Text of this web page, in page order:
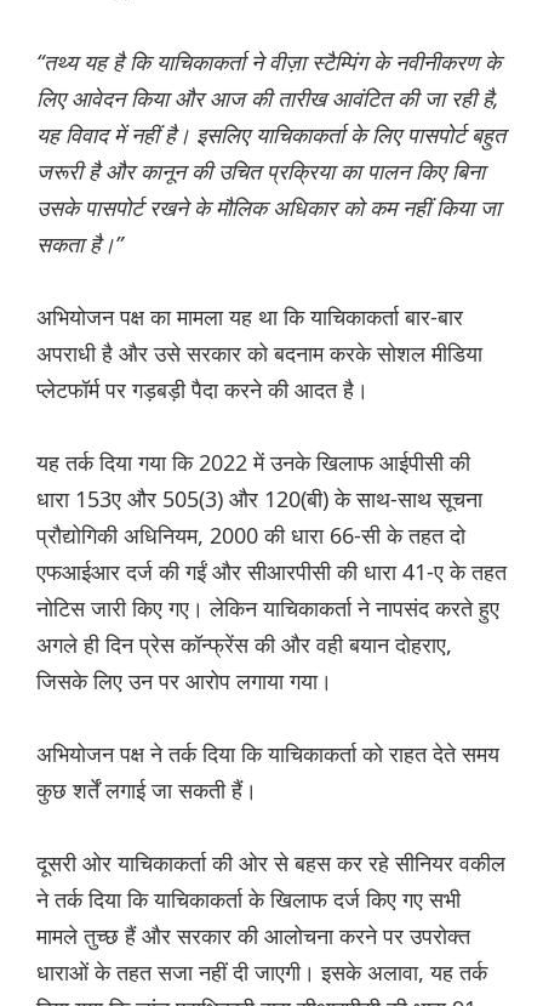
“तथ्य यह है कि याचिकाकर्ता ने वीज़ा स्टैम्पिंग के नवीनीकरण के
लिए आवेदन किया और आज की तारीख आवंटित की जा रही है,
यह विवाद में नहीं है। इसलिए याचिकाकर्ता के लिए पासपोर्ट बहुत
जरूरी है और कानून की उचित प्रक्रिया का पालन किए बिना
उसके पासपोर्ट रखने के मौलिक अधिकार को कम नहीं किया जा
सकता है।”
अभियोजन पक्ष का मामला यह था कि याचिकाकर्ता बार-बार
अपराधी है और उसे सरकार को बदनाम करके सोशल मीडिया
प्लेटफॉर्म पर गड़बड़ी पैदा करने की आदत है।
यह तर्क दिया गया कि 2022 में उनके खिलाफ आईपीसी की
धारा 153ए और 505(3) और 120(बी) के साथ-साथ सूचना
प्रौद्योगिकी अधिनियम, 2000 की धारा 66-सी के तहत दो
एफआईआर दर्ज की गईं और सीआरपीसी की धारा 41-ए के तहत
नोटिस जारी किए गए। लेकिन याचिकाकर्ता ने नापसंद करते हुए
अगले ही दिन प्रेस कॉन्फ्रेंस की और वही बयान दोहराए,
जिसके लिए उन पर आरोप लगाया गया।
अभियोजन पक्ष ने तर्क दिया कि याचिकाकर्ता को राहत देते समय
कुछ शर्तें लगाई जा सकती हैं।
दूसरी ओर याचिकाकर्ता की ओर से बहस कर रहे सीनियर वकील
ने तर्क दिया कि याचिकाकर्ता के खिलाफ दर्ज किए गए सभी
मामले तुच्छ हैं और सरकार की आलोचना करने पर उपरोक्त
धाराओं के तहत सजा नहीं दी जाएगी। इसके अलावा, यह तर्क